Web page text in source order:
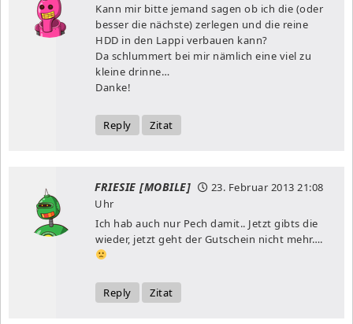
Kann mir bitte jemand sagen ob ich die (oder
besser die nächste) zerlegen und die reine
HDD in den Lappi verbauen kann?
Da schlummert bei mir nämlich eine viel zu
kleine drinne…
Danke!
Reply Zitat
FRIESIE [MOBILE] 23. Februar 2013 21:08
Uhr
Ich hab auch nur Pech damit.. Jetzt gibts die
wieder, jetzt geht der Gutschein nicht mehr….
Reply Zitat